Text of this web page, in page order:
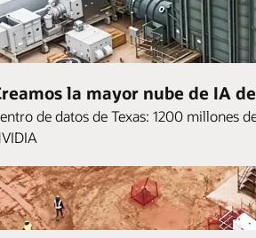
la mayor nube de IA
de datos de Texas: 1200 millones